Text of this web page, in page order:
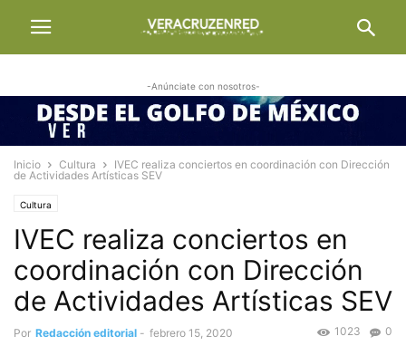
-Anúnciate con nosotros-
Inicio Cultura
IVEC realiza conciertos en coordinación con Dirección
de Actividades Artísticas SEV
Cultura
IVEC realiza conciertos en
coordinación con Dirección
de Actividades Artísticas SEV
Por Redacción editorial - febrero 15, 2020 0
1023